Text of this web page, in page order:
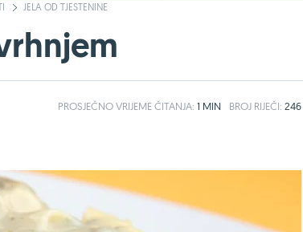
JELA OD TJESTENINE
PROSJEČNOVRIJEME ČITANJA: 1 MIN BROJ RIJEČI: 246